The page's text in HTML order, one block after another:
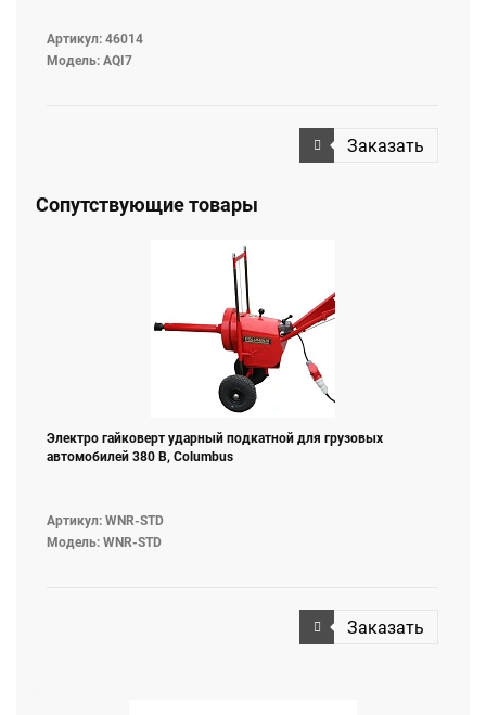
Артикул: 46014
Модель: AQI7
Заказать
Сопутствующие товары
Электро гайковерт ударный подкатной для грузовых
автомобилей 380 В, Columbus
Артикул: WNR-STD
Модель: WNR-STD
Заказать